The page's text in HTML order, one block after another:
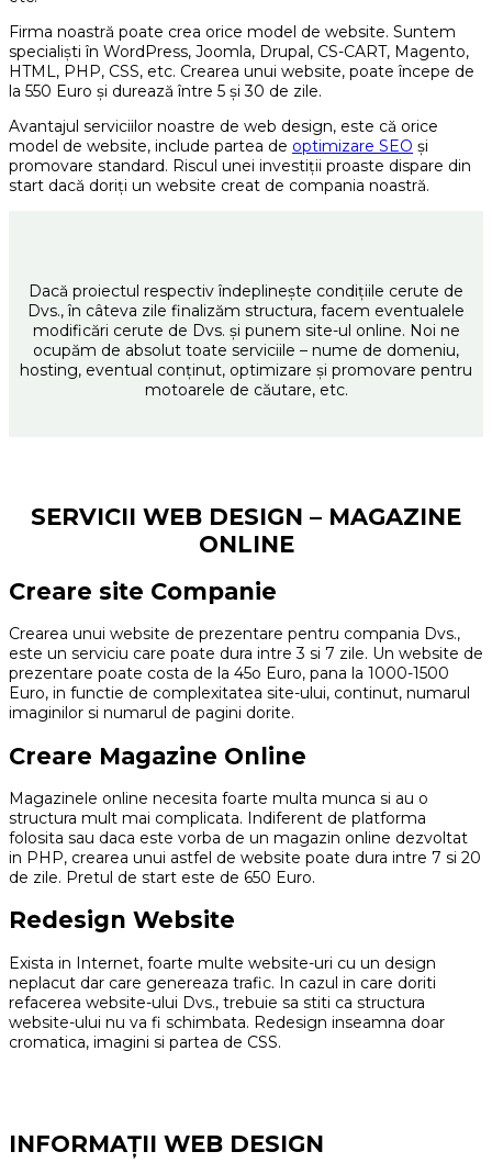
Firma noastră poate crea orice model de website. Suntem
specialişti în WordPress, Joomla, Drupal, CS-CART, Magento,
HTML, PHP, CSS, etc. Crearea unui website, poate începe de
la 550 Euro şi durează între 5 şi 30 de zile.
Avantajul serviciilor noastre de web design, este că orice
model de website, include partea de optimizare SEO şi
promovare standard. Riscul unei investiţii proaste dispare din
start dacă doriţi un website creat de compania noastră.
Dacă proiectul respectiv îndeplineşte condiţiile cerute de
Dvs., în câteva zile finalizăm structura, facem eventualele
modificări cerute de Dvs. şi punem site-ul online. Noi ne
ocupăm de absolut toate serviciile – nume de domeniu,
hosting, eventual conţinut, optimizare şi promovare pentru
motoarele de căutare, etc.
SERVICII WEB DESIGN – MAGAZINE
ONLINE
Creare site Companie
Crearea unui website de prezentare pentru compania Dvs.,
este un serviciu care poate dura intre 3 si 7 zile. Un website de
prezentare poate costa de la 45o Euro, pana la 1000-1500
Euro, in functie de complexitatea site-ului, continut, numarul
imaginilor si numarul de pagini dorite.
Creare Magazine Online
Magazinele online necesita foarte multa munca si au o
structura mult mai complicata. Indiferent de platforma
folosita sau daca este vorba de un magazin online dezvoltat
in PHP, crearea unui astfel de website poate dura intre 7 si 20
de zile. Pretul de start este de 650 Euro.
Redesign Website
Exista in Internet, foarte multe website-uri cu un design
neplacut dar care genereaza trafic. In cazul in care doriti
refacerea website-ului Dvs., trebuie sa stiti ca structura
website-ului nu va fi schimbata. Redesign inseamna doar
cromatica, imagini si partea de CSS.
INFORMAȚII WEB DESIGN